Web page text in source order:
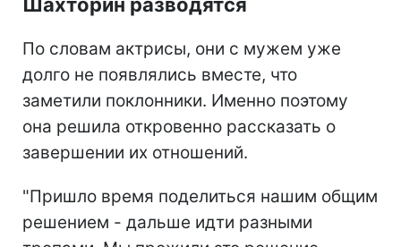
По словам актрисы, они с мужем уже
долго не появлялись вместе, что
заметили поклонники. Именно поэтому
она решила откровенно рассказать о
завершении их отношений.
"Пришло время поделиться нашим общим
решением - дальше идти разными